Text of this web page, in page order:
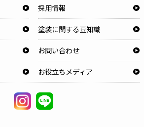
採用情報
塗装に関する豆知識
お問い合わせ
お役立ちメディア